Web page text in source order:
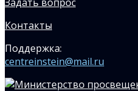
Контакты
Поддержка:
centreinstein@mail.ru